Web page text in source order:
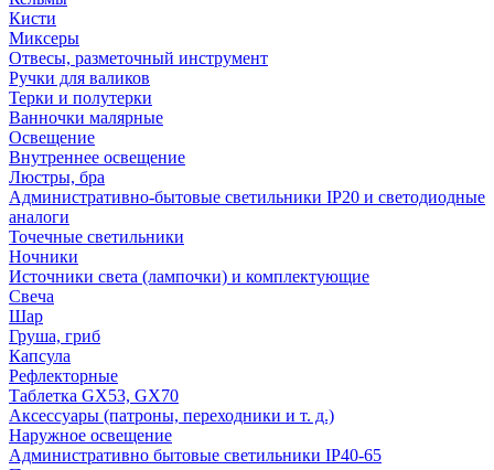
Кисти
Миксеры
Отвесы, разметочный инструмент
Ручки для валиков
Терки и полутерки
Ванночки малярные
Освещение
Внутреннее освещение
Люстры, бра
Административно-бытовые светильники IP20 и светодиодные
аналоги
Точечные светильники
Ночники
Источники света (лампочки) и комплектующие
Свеча
Шар
Груша, гриб
Капсула
Рефлекторные
Таблетка GX53, GX70
Аксессуары (патроны, переходники и т. д.)
Наружное освещение
Административно бытовые светильники IP40-65